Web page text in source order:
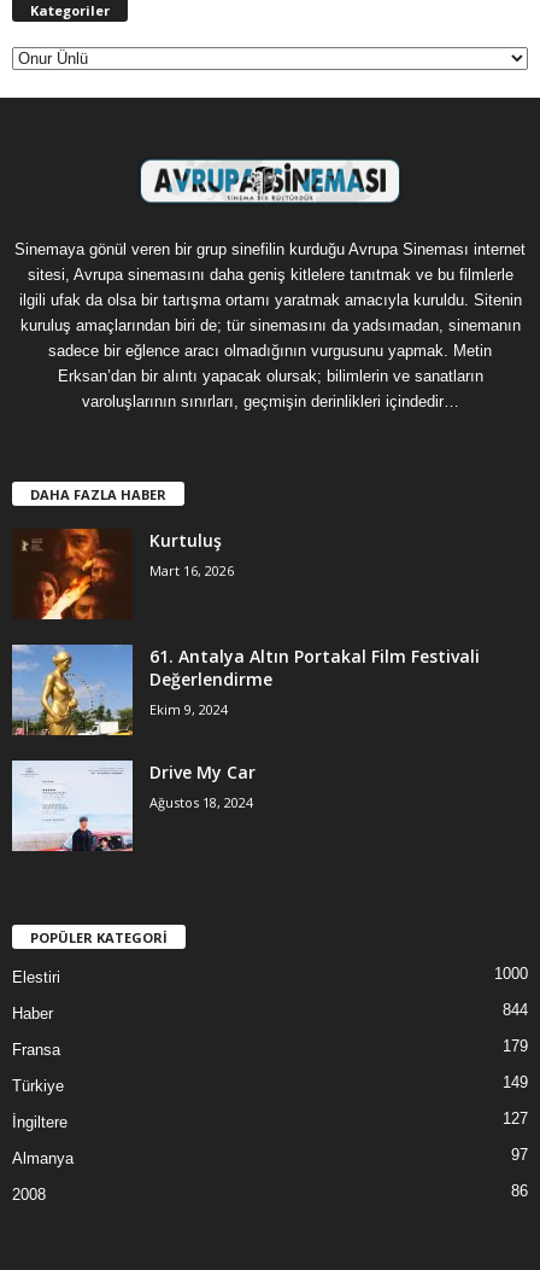
Kategoriler
Kategoriler
Sinemaya gönül veren bir grup sinefilin kurduğu Avrupa Sineması internet
sitesi, Avrupa sinemasını daha geniş kitlelere tanıtmak ve bu filmlerle
ilgili ufak da olsa bir tartışma ortamı yaratmak amacıyla kuruldu. Sitenin
kuruluş amaçlarından biri de; tür sinemasını da yadsımadan, sinemanın
sadece bir eğlence aracı olmadığının vurgusunu yapmak. Metin
Erksan’dan bir alıntı yapacak olursak; bilimlerin ve sanatların
varoluşlarının sınırları, geçmişin derinlikleri içindedir…
DAHA FAZLA HABER
Kurtuluş
Mart 16, 2026
61. Antalya Altın Portakal Film Festivali
Değerlendirme
Ekim 9, 2024
Drive My Car
Ağustos 18, 2024
POPÜLER KATEGORİ
Elestiri 1000
Haber 844
Fransa 179
Türkiye 149
İngiltere 127
Almanya 97
2008 86